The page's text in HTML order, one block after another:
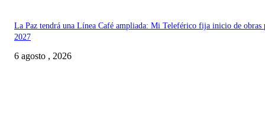
La Paz tendrá una Línea Café ampliada: Mi Teleférico fija inicio de obras
2027
6 agosto , 2026